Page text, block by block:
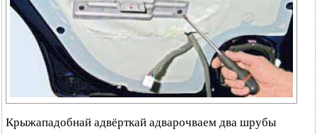
Крыжападобнай адвёрткай адварочваем два шрубы